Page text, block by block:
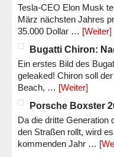
Tesla-CEO Elon Musk
März nächsten Jahres
35.000 Dollar … [Weiter]
Bugatti Chiron:
Ein erstes Bild des
geleaked! Chiron soll
Beach, … [Weiter]
Porsche Boxster
Da die dritte Generation
den Straßen rollt, wird
kommenden Jahr …